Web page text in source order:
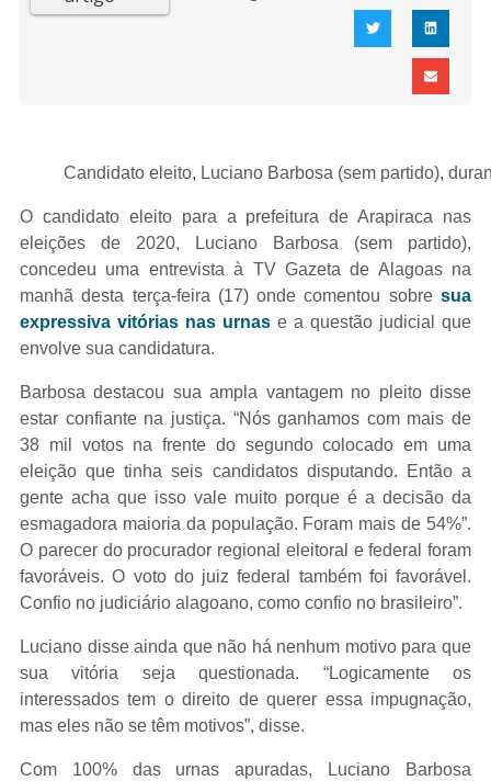
Candidato eleito, Luciano Barbosa (sem partido),
O candidato eleito para a prefeitura de Arapiraca nas
eleições de 2020, Luciano Barbosa (sem partido),
concedeu uma entrevista à TV Gazeta de Alagoas na
manhã desta terça-feira (17) onde comentou sobre sua
expressiva vitórias nas urnas e a questão judicial que
envolve sua candidatura.
Barbosa destacou sua ampla vantagem no pleito disse
estar confiante na justiça. “Nós ganhamos com mais de
38 mil votos na frente do segundo colocado em uma
eleição que tinha seis candidatos disputando. Então a
gente acha que isso vale muito porque é a decisão da
esmagadora maioria da população. Foram mais de 54%”.
O parecer do procurador regional eleitoral e federal foram
favoráveis. O voto do juiz federal também foi favorável.
Confio no judiciário alagoano, como confio no brasileiro”.
Luciano disse ainda que não há nenhum motivo para que
sua vitória seja questionada. “Logicamente os
interessados tem o direito de querer essa impugnação,
mas eles não se têm motivos”, disse.
Com 100% das urnas apuradas, Luciano Barbosa